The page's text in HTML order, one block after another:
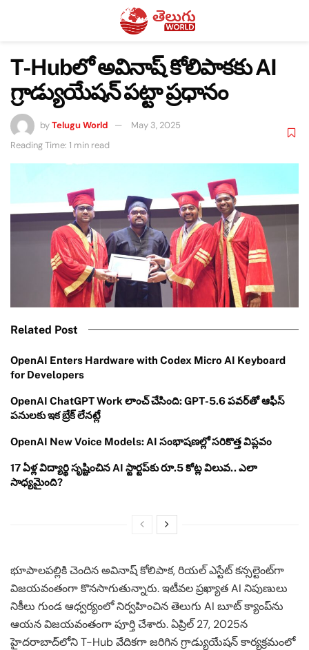
T-Hubలో అవినాష్ కోలిపాకకు AI
గ్రాడ్యుయేషన్ పట్టా ప్రధానం
byTelugu World
May 3, 2025
Reading Time: 1 min read
Related Post
OpenAI Enters Hardware with Codex Micro AI Keyboard
for Developers
OpenAI ChatGPT Work లాంచ్ చేసింది: GPT-5.6 పవర్‌తో ఆఫీస్
పనులకు ఇక బ్రేక్ లేనట్లే
OpenAI New Voice Models: AI సంభాషణల్లో సరికొత్త విప్లవం
17 ఏళ్ల విద్యార్థి సృష్టించిన AI స్టార్టప్‌కు రూ.5 కోట్ల విలువ.. ఎలా
సాధ్యమైంది?
భూపాలపల్లికి చెందిన అవినాష్ కోలిపాక, రియల్ ఎస్టేట్ కన్సల్టెంట్‌గా
విజయవంతంగా కొనసాగుతున్నారు. ఇటీవల ప్రఖ్యాత AI నిపుణులు
నికీలు గుండ ఆధ్వర్యంలో నిర్వహించిన తెలుగు AI బూట్ క్యాంప్‌ను
ఆయన విజయవంతంగా పూర్తి చేశారు. ఏప్రిల్ 27, 2025న
హైదరాబాద్‌లోని T-Hub వేదికగా జరిగిన గ్రాడ్యుయేషన్ కార్యక్రమంలో